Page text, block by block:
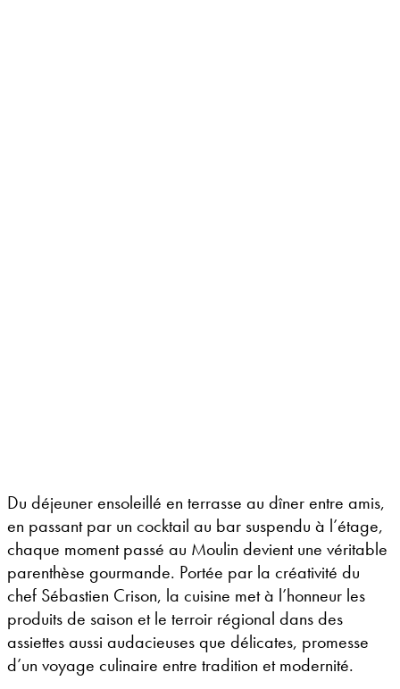
Du déjeuner ensoleillé en terrasse au dîner entre amis,
en passant par un cocktail au bar suspendu à l’étage,
chaque moment passé au Moulin devient une véritable
parenthèse gourmande. Portée par la créativité du
chef Sébastien Crison, la cuisine met à l’honneur les
produits de saison et le terroir régional dans des
assiettes aussi audacieuses que délicates, promesse
d’un voyage culinaire entre tradition et modernité.